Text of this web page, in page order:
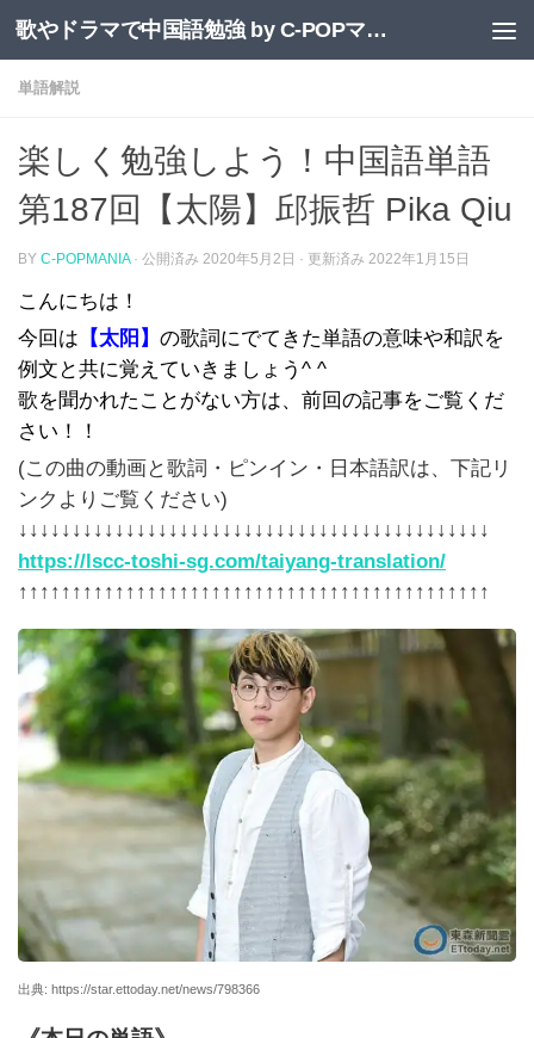
コンテンツへスキップ 歌やドラマで中国語勉強 by C-POPマニア
単語解説
楽しく勉強しよう！中国語単語
第187回【太陽】邱振哲 Pika Qiu
BY C-POPMANIA · 公開済み 2020年5月2日 · 更新済み 2022年1月15日
こんにちは！
今回は 【太阳】 の歌詞にでてきた単語の意味や和訳を
例文と共に覚えていきましょう^ ^
歌を聞かれたことがない方は、前回の記事をご覧くだ
さい！！
(この曲の動画と歌詞・ピンイン・日本語訳は、下記リ
ンクよりご覧ください)
↓↓↓↓↓↓↓↓↓↓↓↓↓↓↓↓↓↓↓↓↓↓↓↓↓↓↓↓↓↓↓↓↓↓↓↓↓↓↓↓↓↓↓↓
https://lscc-toshi-sg.com/taiyang-translation/
↑↑↑↑↑↑↑↑↑↑↑↑↑↑↑↑↑↑↑↑↑↑↑↑↑↑↑↑↑↑↑↑↑↑↑↑↑↑↑↑↑↑↑↑
出典: https://star.ettoday.net/news/798366